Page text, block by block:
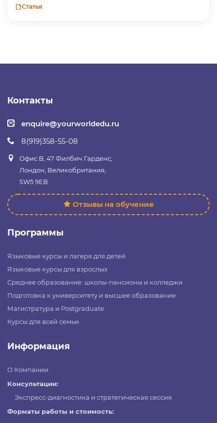
Статья
Контакты
enquire@yourworldedu.ru
8(919)358-55-08
Офис B, 47 Филбич Гарденс,
Лондон, Великобритания,
SW5 9EB
Отзывы на обучение
Программы
Языковые курсы и лагеря для детей
Языковые курсы для взрослых
Среднее образование: школы-пансионы и колледжи
Подготовка к университету и высшее образование
Магистратура и Postgraduate
Курсы для всей семьи
Информация
О Компании
Консультации:
Экспресс-диагностика и стратегическая сессия
Форматы работы и стоимость: